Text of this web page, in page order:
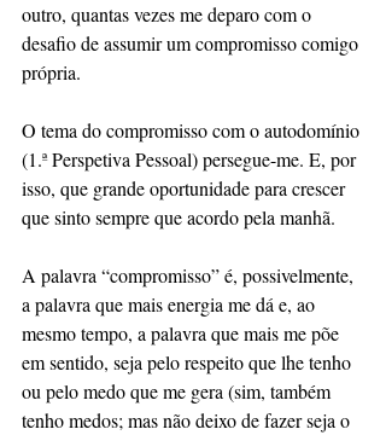
outro, quantas vezes me deparo com o
desafio de assumir um compromisso comigo
própria.
O tema do compromisso com o autodomínio
(1.ª Perspetiva Pessoal) persegue-me. E, por
isso, que grande oportunidade para crescer
que sinto sempre que acordo pela manhã.
A palavra “compromisso” é, possivelmente,
a palavra que mais energia me dá e, ao
mesmo tempo, a palavra que mais me põe
em sentido, seja pelo respeito que lhe tenho
ou pelo medo que me gera (sim, também
tenho medos; mas não deixo de fazer seja o